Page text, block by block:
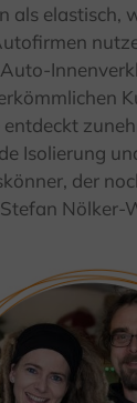
als elastisch,
Isolierung
der
Nölker-